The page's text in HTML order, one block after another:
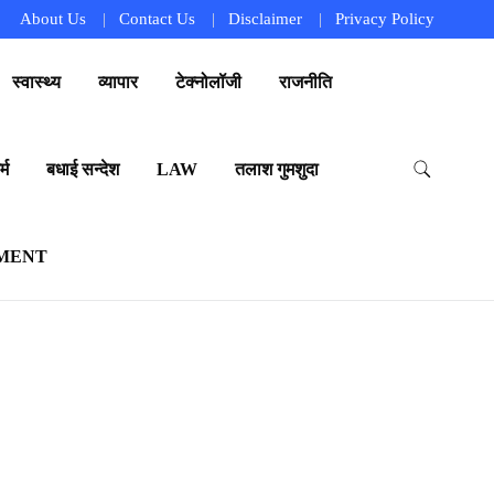
About Us Contact Us Disclaimer Privacy Policy
स्वास्थ्य व्यापार टेक्नोलॉजी राजनीति
बधाई सन्देश LAW तलाश गुमशुदा